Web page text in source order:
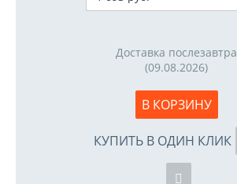
Доставка послезавтра
(09.08.2026)
В КОРЗИНУ
КУПИТЬ В ОДИН КЛИК